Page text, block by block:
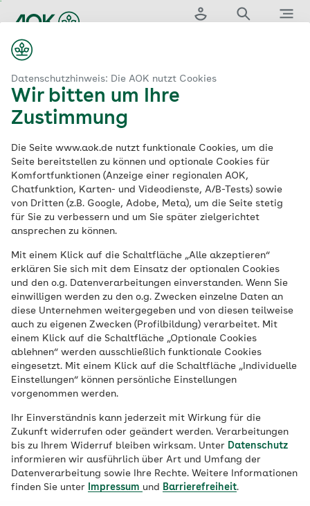
Datenschutzhinweis: Die AOK nutzt Cookies
Wir bitten um Ihre
Zustimmung
Die Seite www.aok.de nutzt funktionale Cookies, um die
Seite bereitstellen zu können und optionale Cookies für
Komfortfunktionen (Anzeige einer regionalen AOK,
Chatfunktion, Karten- und Videodienste, A/B-Tests) sowie
von Dritten (z.B. Google, Adobe, Meta), um die Seite stetig
für Sie zu verbessern und um Sie später zielgerichtet
ansprechen zu können.
Mit einem Klick auf die Schaltfläche „Alle akzeptieren“
erklären Sie sich mit dem Einsatz der optionalen Cookies
und den o.g. Datenverarbeitungen einverstanden. Wenn Sie
einwilligen werden zu den o.g. Zwecken einzelne Daten an
diese Unternehmen weitergegeben und von diesen teilweise
auch zu eigenen Zwecken (Profilbildung) verarbeitet. Mit
einem Klick auf die Schaltfläche „Optionale Cookies
ablehnen“ werden ausschließlich funktionale Cookies
eingesetzt. Mit einem Klick auf die Schaltfläche „Individuelle
Einstellungen“ können persönliche Einstellungen
vorgenommen werden.
Ihr Einverständnis kann jederzeit mit Wirkung für die
Zukunft widerrufen oder geändert werden. Verarbeitungen
bis zu Ihrem Widerruf bleiben wirksam. Unter Datenschutz
informieren wir ausführlich über Art und Umfang der
Datenverarbeitung sowie Ihre Rechte. Weitere Informationen
finden Sie unter
Impressum und Barrierefreiheit.
Hauptinhalt
Augenärzte in
München
Suche
20 km
Suchen